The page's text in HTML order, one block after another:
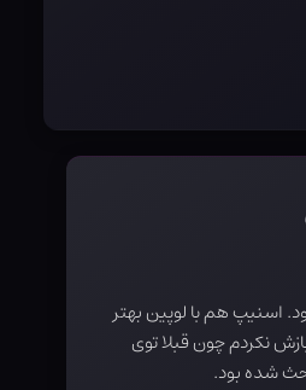
اسنیپ هم با لوپین بهتر
نکردم چون قبلا توی
شده بود.